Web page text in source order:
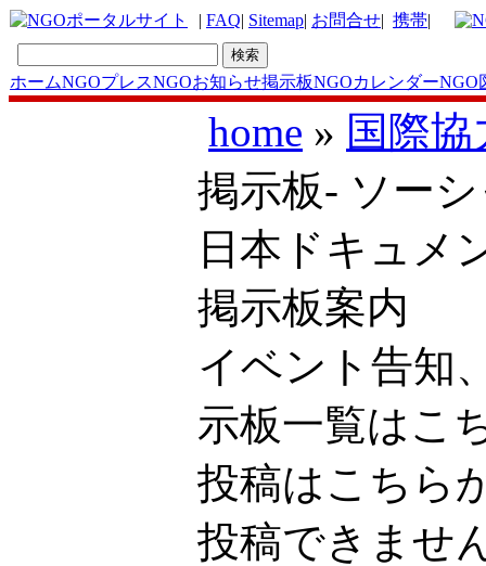
| FAQ| Sitemap| お問合せ| 携帯|
ホームNGOプレスNGOお知らせ掲示板NGOカレンダーNGO
home » 国際
掲示板- ソー
日本ドキュメ
掲示板案内
イベント告知
示板一覧は
投稿はこち
投稿できませ